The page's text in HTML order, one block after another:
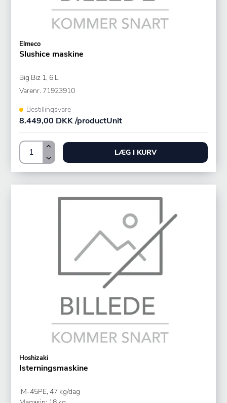
Elmeco
Slushice maskine
Big Biz 1, 6 L
Varenr. 71923910
Bestillingsvare
8.449,00 DKK /productUnit
LÆG I KURV
Hoshizaki
Isterningsmaskine
IM-45PE, 47 kg/dag